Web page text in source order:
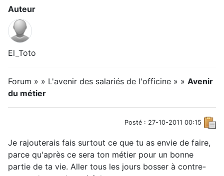
Auteur
El_Toto
Forum » » L'avenir des salariés de l'officine » » Avenir
du métier
Posté : 27-10-2011 00:15
Je rajouterais fais surtout ce que tu as envie de faire,
parce qu'après ce sera ton métier pour un bonne
partie de ta vie. Aller tous les jours bosser à contre-